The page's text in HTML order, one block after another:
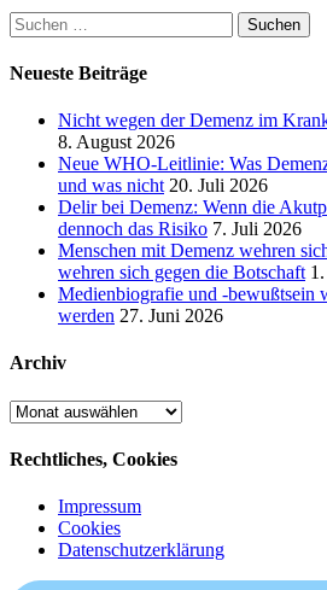
Suchen
nach:
Neueste Beiträge
Nicht wegen der Demenz im
8. August 2026
Neue WHO-Leitlinie: Was
und was nicht 20. Juli 2026
Delir bei Demenz: Wenn die
dennoch das Risiko 7. Juli 2026
Menschen mit Demenz wehren
wehren sich gegen die Botschaft
Medienbiografie und -bewußtsein
werden 27. Juni 2026
Archiv
Archiv
Rechtliches, Cookies
Impressum
Cookies
Datenschutzerklärung